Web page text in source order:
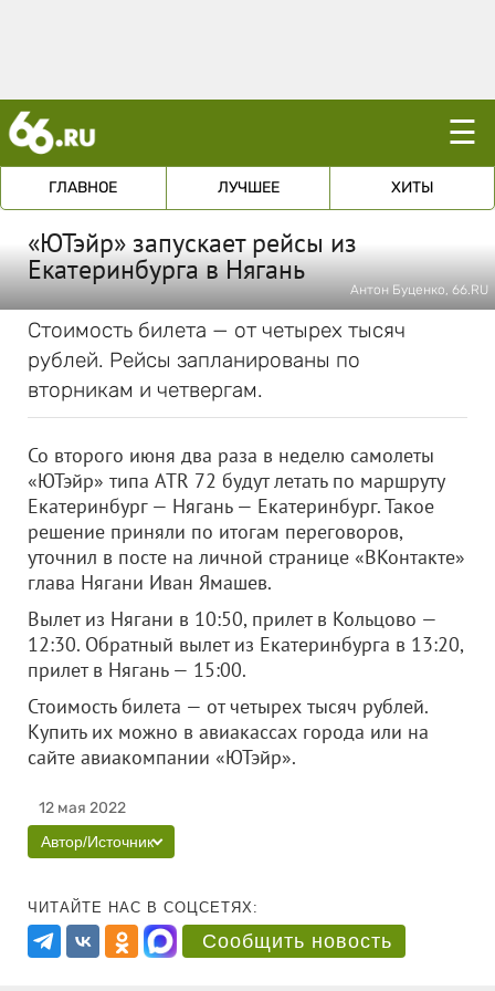
☰
ГЛАВНОЕ ЛУЧШЕЕ ХИТЫ
«ЮТэйр» запускает рейсы из
Екатеринбурга в Нягань
Антон Буценко, 66.RU
Стоимость билета — от четырех тысяч
рублей. Рейсы запланированы по
вторникам и четвергам.
Со второго июня два раза в неделю самолеты
«ЮТэйр» типа ATR 72 будут летать по маршруту
Екатеринбург — Нягань — Екатеринбург. Такое
решение приняли по итогам переговоров,
уточнил в посте на личной странице «ВКонтакте»
глава Нягани Иван Ямашев.
Вылет из Нягани в 10:50, прилет в Кольцово —
12:30. Обратный вылет из Екатеринбурга в 13:20,
прилет в Нягань — 15:00.
Стоимость билета — от четырех тысяч рублей.
Купить их можно в авиакассах города или на
сайте авиакомпании «ЮТэйр».
12 мая 2022
Автор/Источник
ЧИТАЙТЕ НАС В СОЦСЕТЯХ:
Сообщить новость